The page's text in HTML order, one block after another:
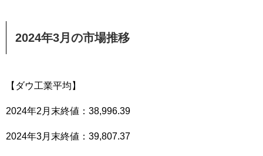
2024年3月の市場推移
【ダウ工業平均】
2024年2月末終値：38,996.39
2024年3月末終値：39,807.37